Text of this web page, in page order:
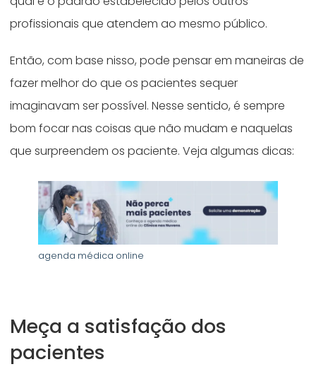
profissionais que atendem ao mesmo público.
Então, com base nisso, pode pensar em maneiras de
fazer melhor do que os pacientes sequer
imaginavam ser possível. Nesse sentido, é sempre
bom focar nas coisas que não mudam e naquelas
que surpreendem os paciente. Veja algumas dicas:
agenda médica online
Meça a satisfação dos
pacientes